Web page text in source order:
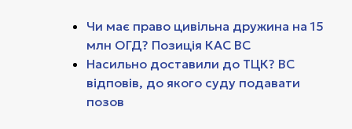
Чи має право цивільна дружина на 15
млн ОГД? Позиція КАС ВС
Насильно доставили до ТЦК? ВС
відповів, до якого суду подавати
позов